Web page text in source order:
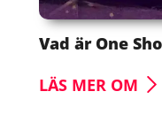
Vad är One
LÄS MER OM